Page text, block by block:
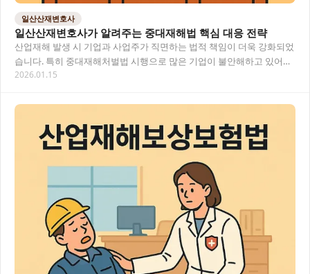
일산산재변호사
일산산재변호사가 알려주는 중대재해법 핵심 대응 전략
산업재해 발생 시 기업과 사업주가 직면하는 법적 책임이 더욱 강화되었
습니다. 특히 중대재해처벌법 시행으로 많은 기업이 불안해하고 있어요.
일산 지역에서도 산재 사고와 중대재해 대응…
2026.01.15